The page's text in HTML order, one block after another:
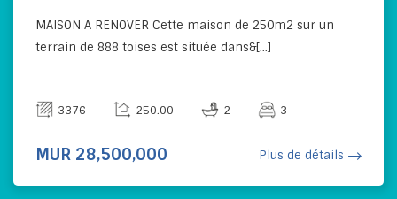
MAISON A RENOVER Cette maison de 250m2 sur un
terrain de 888 toises est située dans&[...]
3376 250.00 2 3
MUR 28,500,000 Plus de détails